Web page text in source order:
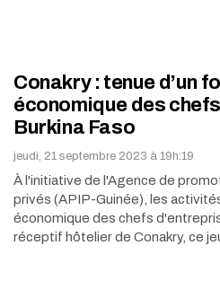
Conakry : tenue d’un
économique des
Burkina Faso
jeudi, 21 septembre 2023 à 19h:19
À l'initiative de l'Agence de
privés (APIP-Guinée), les
économique des chefs
réceptif hôtelier de Conakry, ce